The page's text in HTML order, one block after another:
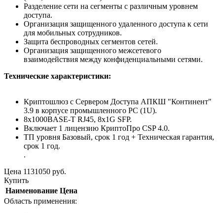
Разделение сети на сегменты с различным уровнем
доступа.
Организация защищенного удаленного доступа к сети
для мобильных сотрудников.
Защита беспроводных сегментов сетей.
Организация защищенного межсетевого
взаимодействия между конфиденциальными сетями.
Технические характеристики:
Криптошлюз с Сервером Доступа АПКШ "Континент"
3.9 в корпусе промышленного PC (1U).
8x1000BASE-T RJ45, 8x1G SFP.
Включает 1 лицензию КриптоПро CSP 4.0.
ТП уровня Базовый, срок 1 год + Техническая гарантия,
срок 1 год.
.
Цена 1131050 руб.
Купить
Наименование Цена
Область применения: